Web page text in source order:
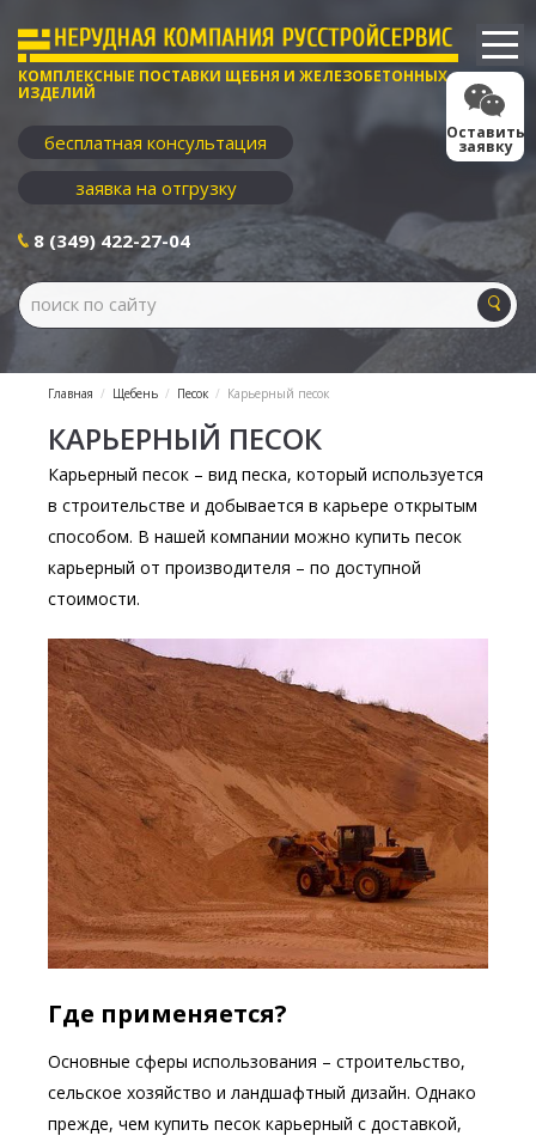
Оставить
заявку
КОМПЛЕКСНЫЕ ПОСТАВКИ ЩЕБНЯ И ЖЕЛЕЗОБЕТОННЫХ
ИЗДЕЛИЙ
бесплатная консультация
заявка на отгрузку
8 (349) 422-27-04
Главная Щебень Песок Карьерный песок
КАРЬЕРНЫЙ ПЕСОК
Карьерный песок – вид песка, который используется
в строительстве и добывается в карьере открытым
способом. В нашей компании можно купить песок
карьерный от производителя – по доступной
стоимости.
Где применяется?
Основные сферы использования – строительство,
сельское хозяйство и ландшафтный дизайн. Однако
прежде, чем купить песок карьерный с доставкой,